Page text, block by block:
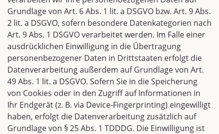
Grundlage von Art. 6 Abs. 1 lit. a DSGVO bzw. Art. 9 Abs.
2 lit. a DSGVO, sofern besondere Datenkategorien nach
Art. 9 Abs. 1 DSGVO verarbeitet werden. Im Falle einer
ausdrücklichen Einwilligung in die Übertragung
personenbezogener Daten in Drittstaaten erfolgt die
Datenverarbeitung außerdem auf Grundlage von Art.
49 Abs. 1 lit. a DSGVO. Sofern Sie in die Speicherung
von Cookies oder in den Zugriff auf Informationen in
Ihr Endgerät (z. B. via Device-Fingerprinting) eingewilligt
haben, erfolgt die Datenverarbeitung zusätzlich auf
Grundlage von § 25 Abs. 1 TDDDG. Die Einwilligung ist